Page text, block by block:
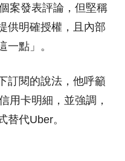
案發表評論，但堅稱
供明確授權，且內部
一點」。
訂閱的說法，他呼籲
用卡明細，並強調，
替代Uber。